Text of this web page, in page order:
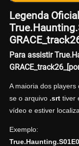
Legenda
Para assistir
A maioria dos
se o arquivo .srttiver
vídeo e estiver
Exemplo: